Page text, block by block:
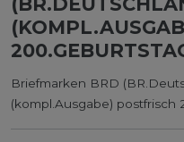
Briefmarken BRD
(kompl.Ausgabe)